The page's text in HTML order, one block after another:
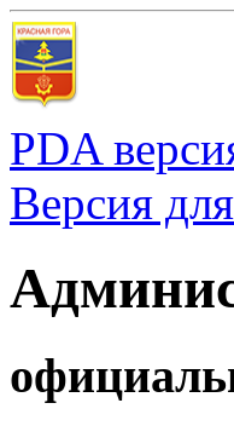
PDA
Версия